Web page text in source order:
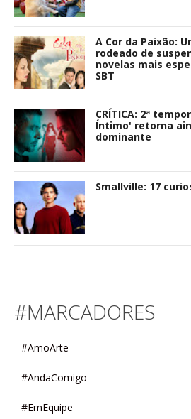
A Cor da Paixão:
rodeado de
novelas mais
SBT
CRÍTICA: 2ª
Íntimo' retorna
dominante
Smallville: 17
#MARCADORES
#AmoArte
#AndaComigo
#EmEquipe